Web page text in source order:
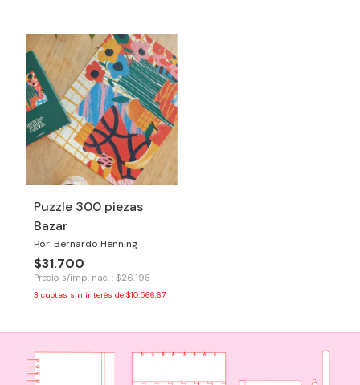
Puzzle 300 piezas
Bazar
Por: Bernardo Henning
$31.700
Precio s/imp. nac. : $26.198
3 cuotas sin interés de $10.566,67